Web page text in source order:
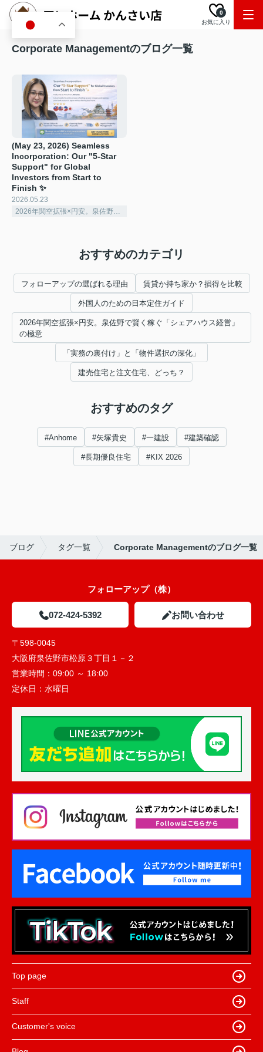
お気に入り
0
Corporate Managementのブログ一覧
(May 23, 2026) Seamless
Incorporation: Our "5-Star
Support" for Global
Investors from Start to
Finish ✨
2026.05.23
おすすめのカテゴリ
フォローアップの選ばれる理由 賃貸か持ち家か？損得を比較
外国人のための日本定住ガイド
2026年関空拡張×円安。泉佐野で賢く稼ぐ「シェアハウス経営」
の極意
「実務の裏付け」と「物件選択の深化」
建売住宅と注文住宅、どっち？
おすすめのタグ
#Anhome #矢塚貴史 #一建設 #建築確認
#長期優良住宅 #KIX 2026
ブログ タグ一覧 Corporate Managementのブログ一覧
フォローアップ（株）
072-424-5392 お問い合わせ
〒598-0045
大阪府泉佐野市松原３丁目１－２
営業時間： 09:00 ～ 18:00
定休日： 水曜日
Top page
Staff
Customer's voice